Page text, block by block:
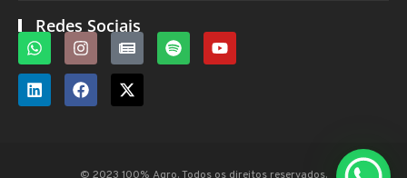
Redes Sociais